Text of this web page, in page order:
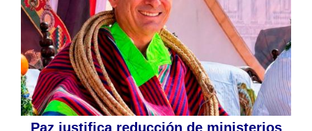
Paz justifica reducción de ministerios